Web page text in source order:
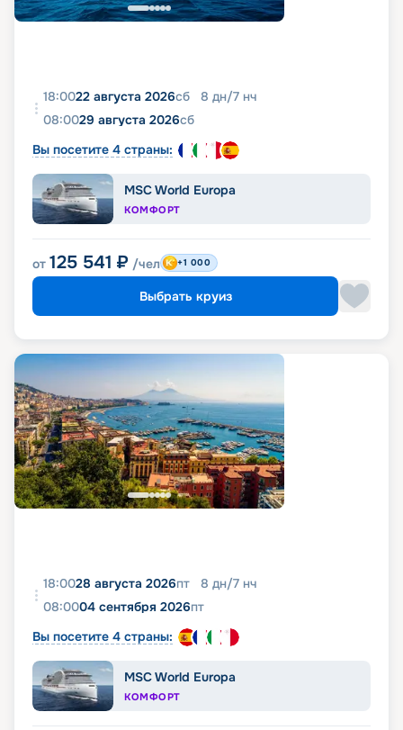
18:0022 августа 2026сб 8 дн/7 нч
08:0029 августа 2026сб
Вы посетите 4 страны:
MSC World Europa
КОМФОРТ
от 125 541 ₽ /чел +1 000
Выбрать круиз
18:0028 августа 2026пт 8 дн/7 нч
08:0004 сентября 2026пт
Вы посетите 4 страны:
MSC World Europa
КОМФОРТ